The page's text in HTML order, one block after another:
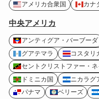
アメリカ合衆国 カナ
中央アメリカ
アンティグア・バーブーダ
グアテマラ
コスタリ
セントクリストファー・
ドミニカ国
ニカラグ
パナマ
ベリーズ